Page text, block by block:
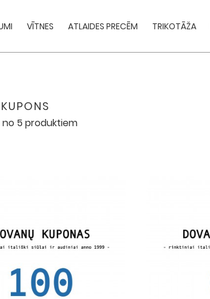
VĪTNES ATLAIDES PRECĒM TRIKOTĀŽA
5 produktiem